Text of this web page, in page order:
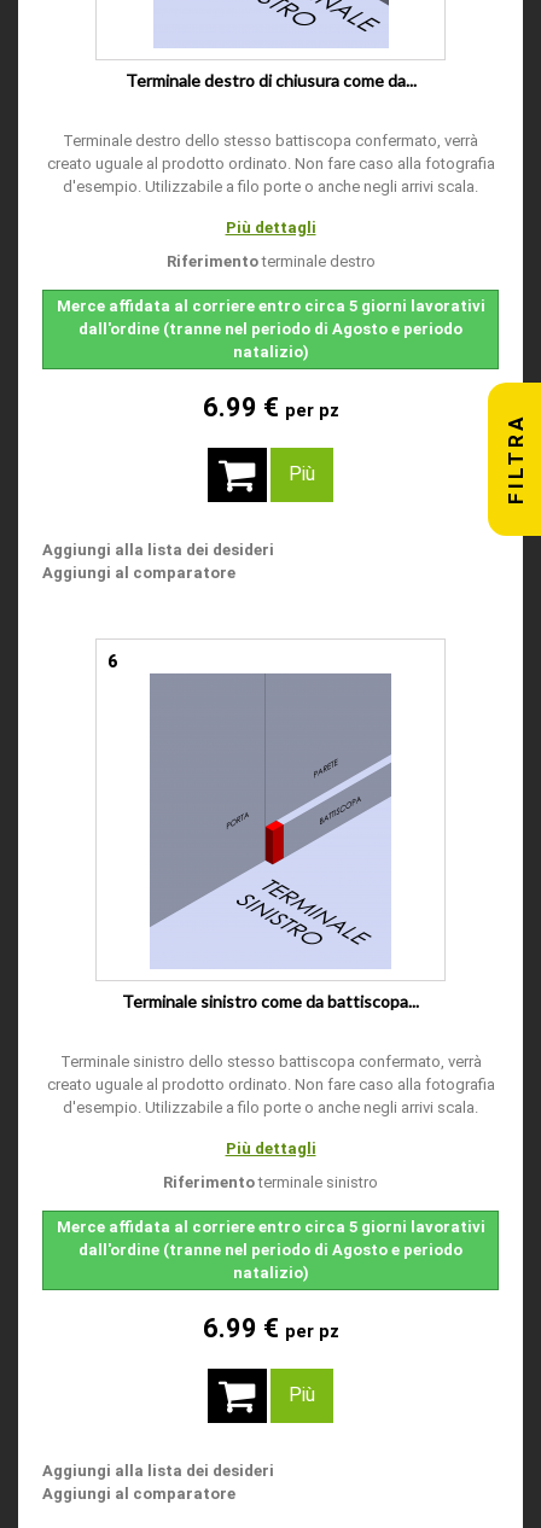
FILTRA
Terminale destro di chiusura come da...
Terminale destro dello stesso battiscopa confermato, verrà
creato uguale al prodotto ordinato. Non fare caso alla fotografia
d'esempio. Utilizzabile a filo porte o anche negli arrivi scala.
Più dettagli
Riferimento terminale destro
Merce affidata al corriere entro circa 5 giorni lavorativi
dall'ordine (tranne nel periodo di Agosto e periodo
natalizio)
6.99 € per pz
Più
Aggiungi alla lista dei desideri
Aggiungi al comparatore
6
Terminale sinistro come da battiscopa...
Terminale sinistro dello stesso battiscopa confermato, verrà
creato uguale al prodotto ordinato. Non fare caso alla fotografia
d'esempio. Utilizzabile a filo porte o anche negli arrivi scala.
Più dettagli
Riferimento terminale sinistro
Merce affidata al corriere entro circa 5 giorni lavorativi
dall'ordine (tranne nel periodo di Agosto e periodo
natalizio)
6.99 € per pz
Più
Aggiungi alla lista dei desideri
Aggiungi al comparatore